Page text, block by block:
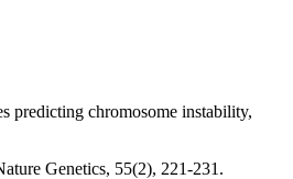
predicting chromosome instability,
Genetics, 55(2), 221-231.